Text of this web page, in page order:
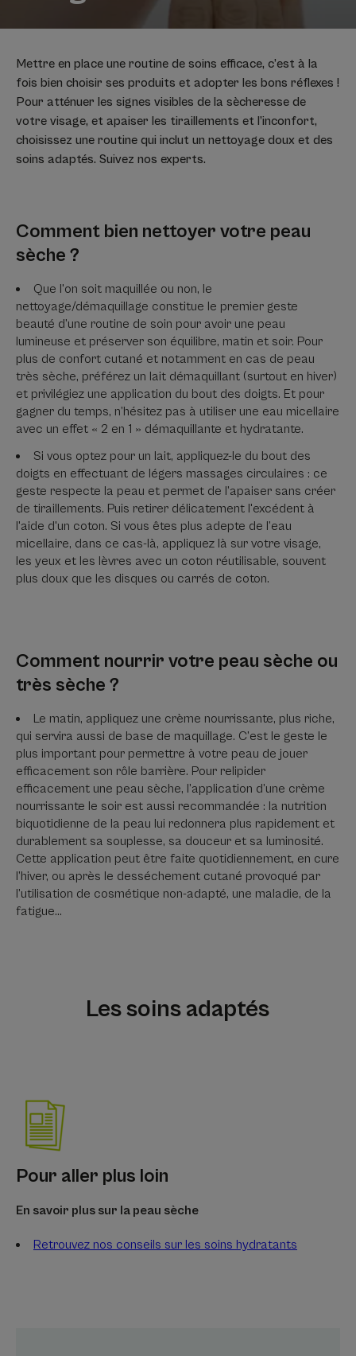
Mettre en place une routine de soins efficace, c’est à la
fois bien choisir ses produits et adopter les bons réflexes !
Pour atténuer les signes visibles de la sècheresse de
votre visage, et apaiser les tiraillements et l’inconfort,
choisissez une routine qui inclut un nettoyage doux et des
soins adaptés. Suivez nos experts.
Comment bien nettoyer votre peau
sèche ?
Que l'on soit maquillée ou non, le
nettoyage/démaquillage constitue le premier geste
beauté d’une routine de soin pour avoir une peau
lumineuse et préserver son équilibre, matin et soir. Pour
plus de confort cutané et notamment en cas de peau
très sèche, préférez un lait démaquillant (surtout en hiver)
et privilégiez une application du bout des doigts. Et pour
gagner du temps, n’hésitez pas à utiliser une eau micellaire
avec un effet « 2 en 1 » démaquillante et hydratante.
Si vous optez pour un lait, appliquez-le du bout des
doigts en effectuant de légers massages circulaires : ce
geste respecte la peau et permet de l’apaiser sans créer
de tiraillements. Puis retirer délicatement l'excédent à
l'aide d'un coton. Si vous êtes plus adepte de l’eau
micellaire, dans ce cas-là, appliquez là sur votre visage,
les yeux et les lèvres avec un coton réutilisable, souvent
plus doux que les disques ou carrés de coton.
Comment nourrir votre peau sèche ou
très sèche ?
Le matin, appliquez une crème nourrissante, plus riche,
qui servira aussi de base de maquillage. C’est le geste le
plus important pour permettre à votre peau de jouer
efficacement son rôle barrière. Pour relipider
efficacement une peau sèche, l’application d’une crème
nourrissante le soir est aussi recommandée : la nutrition
biquotidienne de la peau lui redonnera plus rapidement et
durablement sa souplesse, sa douceur et sa luminosité.
Cette application peut être faite quotidiennement, en cure
l’hiver, ou après le desséchement cutané provoqué par
l’utilisation de cosmétique non-adapté, une maladie, de la
fatigue…
Les soins adaptés
Pour aller plus loin
En savoir plus sur la peau sèche
Retrouvez nos conseils sur les soins hydratants